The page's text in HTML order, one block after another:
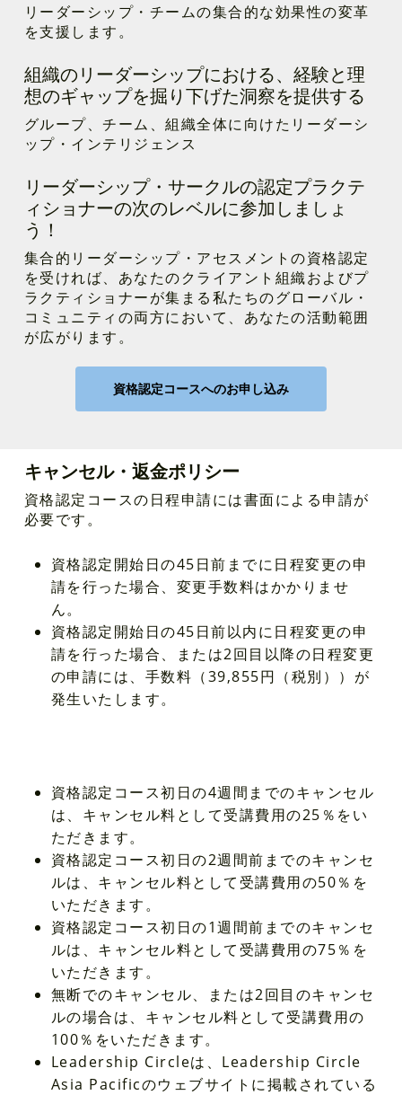
リーダーシップ・チームの集合的な効果性の変革
を支援します。
組織のリーダーシップにおける、経験と理
想のギャップを掘り下げた洞察を提供する
グループ、チーム、組織全体に向けたリーダーシ
ップ・インテリジェンス
リーダーシップ・サークルの認定プラクテ
ィショナーの次のレベルに参加しましょ
う！
集合的リーダーシップ・アセスメントの資格認定
を受ければ、あなたのクライアント組織およびプ
ラクティショナーが集まる私たちのグローバル・
コミュニティの両方において、あなたの活動範囲
が広がります。
資格認定コースへのお申し込み
キャンセル・返金ポリシー
資格認定コースの日程申請には書面による申請が
必要です。
資格認定開始日の45日前までに日程変更の申
請を行った場合、変更手数料はかかりませ
ん。
資格認定開始日の45日前以内に日程変更の申
請を行った場合、または2回目以降の日程変更
の申請には、手数料（39,855円（税別））が
発生いたします。
資格認定コース初日の4週間までのキャンセル
は、キャンセル料として受講費用の25％をい
ただきます。
資格認定コース初日の2週間前までのキャンセ
ルは、キャンセル料として受講費用の50％を
いただきます。
資格認定コース初日の1週間前までのキャンセ
ルは、キャンセル料として受講費用の75％を
いただきます。
無断でのキャンセル、 または2回目のキャンセ
ルの場合は、 キャンセル料として受講費用の
100％ をいただきます。
Leadership Circleは、Leadership Circle
Asia Pacificのウェブサイトに掲載されている